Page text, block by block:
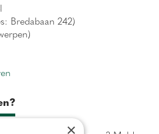
Bredabaan 242)
×